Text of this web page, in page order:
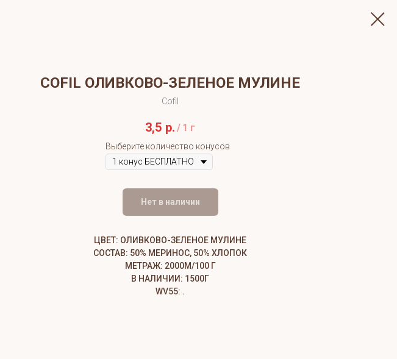
COFIL ОЛИВКОВО-ЗЕЛЕНОЕ МУЛИНЕ
Cofil
3,5 р. / 1 г
Выберите количество конусов
Нет в наличии
ЦВЕТ: ОЛИВКОВО-ЗЕЛЕНОЕ МУЛИНЕ
СОСТАВ: 50% МЕРИНОС, 50% ХЛОПОК
МЕТРАЖ: 2000М/100 Г
В НАЛИЧИИ: 1500Г
WV55: .